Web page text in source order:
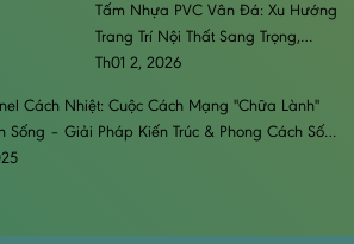
Tấm Nhựa PVC Vân Đá: Xu Hướng
Trang Trí Nội Thất Sang Trọng,
Đẳng Cấp & Bền Bỉ
Th01 2, 2026
Cách Nhiệt: Cuộc Cách Mạng "Chữa Lành"
Sống – Giải Pháp Kiến Trúc & Phong Cách Sống